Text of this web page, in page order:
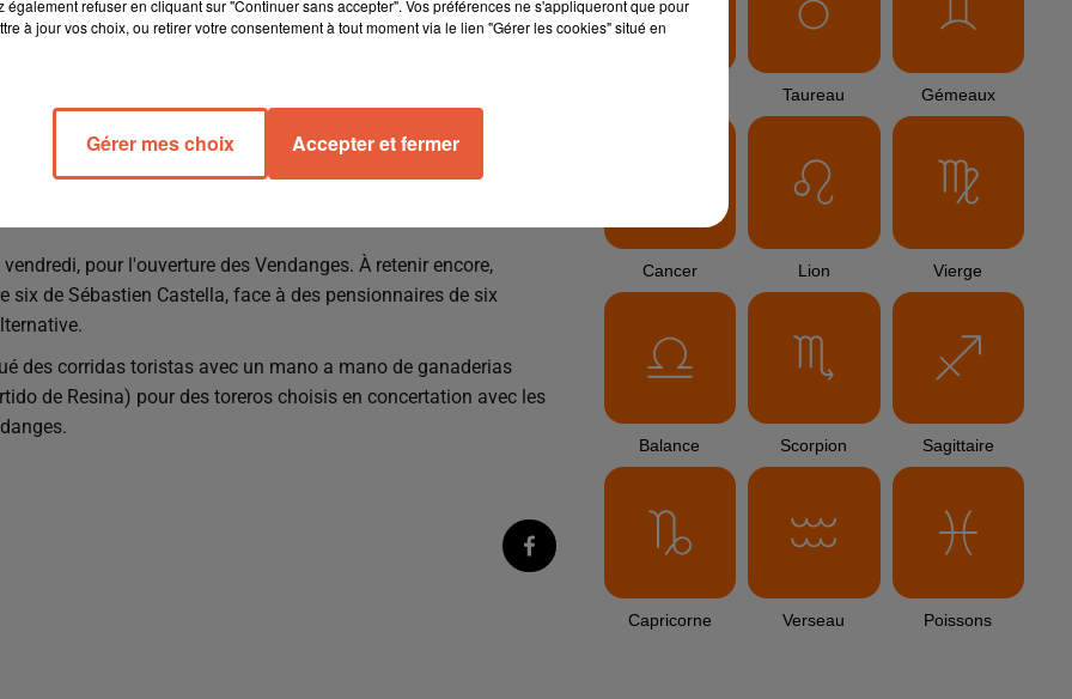
transmis aux élus nîmois en prévision du conseil municipal du
de reconduire Simon Casas.
de programmation détaillée pour l’année 2020 que Midi Libre
qui ne le sont pas moins. "A défaut de pouvoir mettre en œuvre
programmation de qualité équivalente", est-il toutefois précisé.
haut de gamme le vendredi puisque Sébastien Castella sera
pour l'ouverture des Vendanges. À retenir encore,
de Sébastien Castella, face à des pensionnaires de six
des corridas toristas avec un mano a mano de ganaderias
de Resina) pour des toreros choisis en concertation avec les
Taureau Gémeaux
Cancer Lion Vierge
Balance Scorpion Sagittaire
Capricorne Verseau Poissons
également refuser en cliquant sur "Continuer sans accepter". Vos préférences ne s'appliqueront que pour
à jour vos choix, ou retirer votre consentement à tout moment via le lien "Gérer les cookies" situé en
Gérer mes choix Accepter et fermer